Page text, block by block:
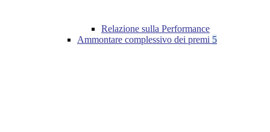
Relazione sulla Performance
Ammontare complessivo dei premi 5